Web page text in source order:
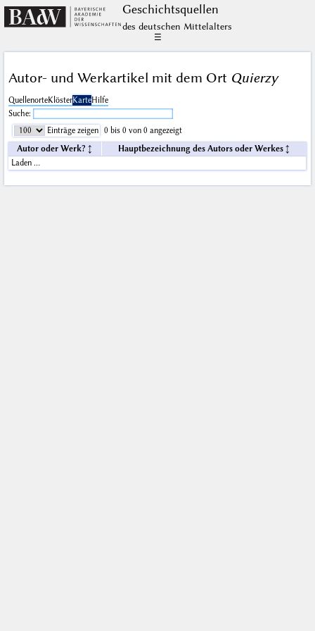
Geschichts­quellen
des deutschen Mittelalters
☰
Autor- und Werkartikel mit dem Ort Quierzy
QuellenorteKlösterKarteHilfe
Suche:
Einträge zeigen
0 bis 0 von 0 angezeigt
Autor oder Werk?
Hauptbezeichnung des Autors oder Werkes
Laden …